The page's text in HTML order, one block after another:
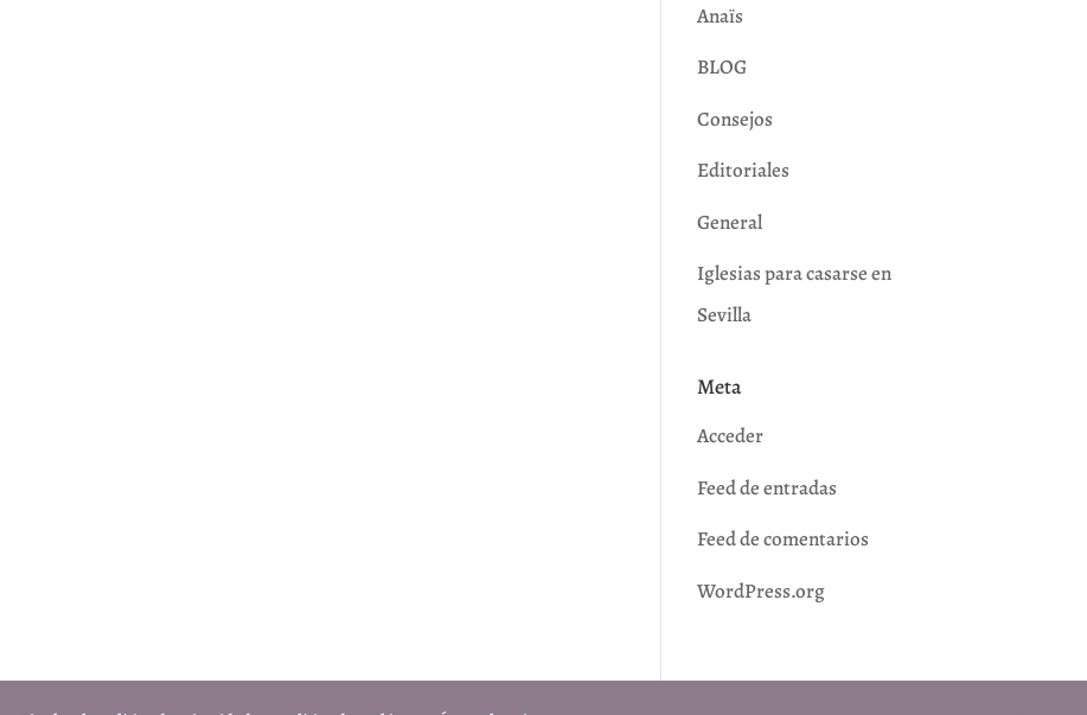
Anaïs
BLOG
Consejos
Editoriales
General
Iglesias para casarse en
Sevilla
Meta
Acceder
Feed de entradas
Feed de comentarios
WordPress.org